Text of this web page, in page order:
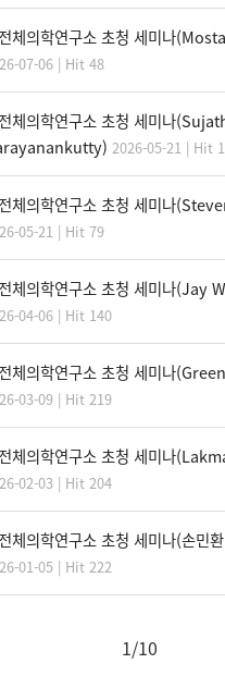
체의학연구소 초청 세미나
07-06 | Hit 48
체의학연구소 초청 세미나
2026-05-21 | Hit
체의학연구소 초청 세미나
05-21 | Hit 79
체의학연구소 초청 세미나(Jay
04-06 | Hit 140
체의학연구소 초청 세미나
03-09 | Hit 219
체의학연구소 초청 세미나
02-03 | Hit 204
체의학연구소 초청 세미나(손민
01-05 | Hit 222
1/10